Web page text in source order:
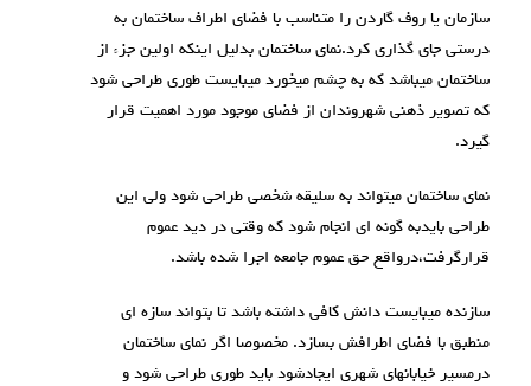
سازمان یا روف گاردن را متناسب با فضای اطراف ساختمان به
درستی جای گذاری کرد.نمای ساختمان بدلیل اینکه اولین جزء از
ساختمان میباشد که به چشم میخورد میبایست طوری طراحی شود
که تصویر ذهنی شهروندان از فضای موجود مورد اهمیت قرار
گیرد.
نمای ساختمان میتواند به سلیقه شخصی طراحی شود ولی این
طراحی بایدبه گونه ای انجام شود که وقتی در دید عموم
قرارگرفت،درواقع حق عموم جامعه اجرا شده باشد.
سازنده میبایست دانش کافی داشته باشد تا بتواند سازه ای
منطبق با فضای اطرافش بسازد. مخصوصا اگر نمای ساختمان
درمسیر خیابانهای شهری ایجادشود باید طوری طراحی شود و